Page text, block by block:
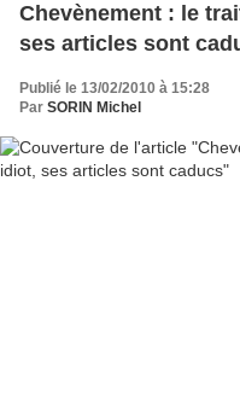
Chevènement : le
ses articles sont
Publié le 13/02/2010 à 15:28
Par SORIN Michel